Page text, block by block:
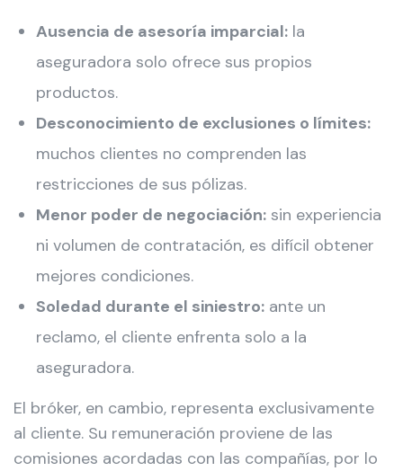
Ausencia de asesoría imparcial: la
aseguradora solo ofrece sus propios
productos.
Desconocimiento de exclusiones o límites:
muchos clientes no comprenden las
restricciones de sus pólizas.
Menor poder de negociación: sin experiencia
ni volumen de contratación, es difícil obtener
mejores condiciones.
Soledad durante el siniestro: ante un
reclamo, el cliente enfrenta solo a la
aseguradora.
El bróker, en cambio, representa exclusivamente
al cliente. Su remuneración proviene de las
comisiones acordadas con las compañías, por lo